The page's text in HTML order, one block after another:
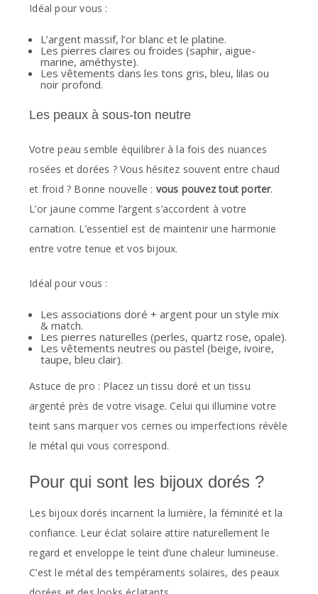
Idéal pour vous :
L’argent massif, l’or blanc et le platine.
Les pierres claires ou froides (saphir, aigue-
marine, améthyste).
Les vêtements dans les tons gris, bleu, lilas ou
noir profond.
Les peaux à sous-ton neutre
Votre peau semble équilibrer à la fois des nuances
rosées et dorées ? Vous hésitez souvent entre chaud
et froid ? Bonne nouvelle : vous pouvez tout porter.
L’or jaune comme l’argent s’accordent à votre
carnation. L’essentiel est de maintenir une harmonie
entre votre tenue et vos bijoux.
Idéal pour vous :
Les associations doré + argent pour un style mix
& match.
Les pierres naturelles (perles, quartz rose, opale).
Les vêtements neutres ou pastel (beige, ivoire,
taupe, bleu clair).
Astuce de pro : Placez un tissu doré et un tissu
argenté près de votre visage. Celui qui illumine votre
teint sans marquer vos cernes ou imperfections révèle
le métal qui vous correspond.
Pour qui sont les bijoux dorés ?
Les bijoux dorés incarnent la lumière, la féminité et la
confiance. Leur éclat solaire attire naturellement le
regard et enveloppe le teint d’une chaleur lumineuse.
C’est le métal des tempéraments solaires, des peaux